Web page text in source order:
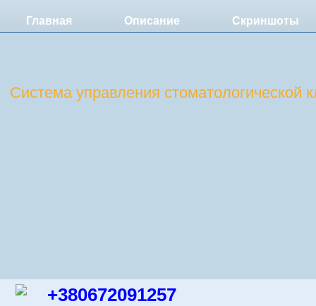
Главная Описание Скриншоты
Система управления стоматологической
+380672091257